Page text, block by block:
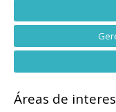
Áreas de